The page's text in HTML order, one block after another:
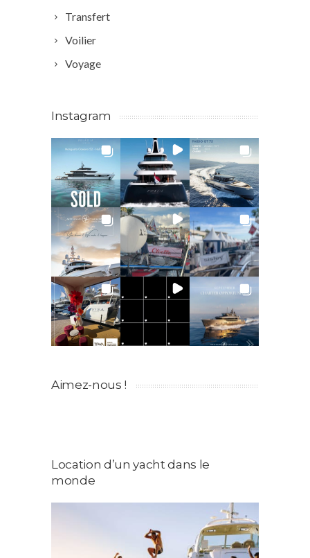
Transfert
Voilier
Voyage
Instagram
Aimez-nous !
Location d’un yacht dans le
monde